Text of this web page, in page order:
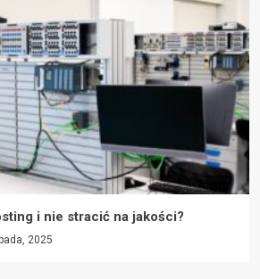
i nie stracić na jakości?
2025